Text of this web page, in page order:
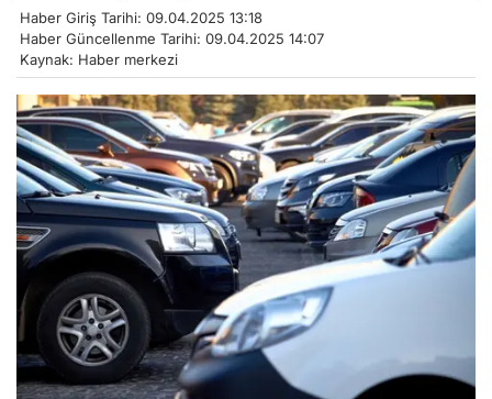
Haber Giriş Tarihi: 09.04.2025 13:18
Haber Güncellenme Tarihi: 09.04.2025 14:07
Kaynak: Haber merkezi